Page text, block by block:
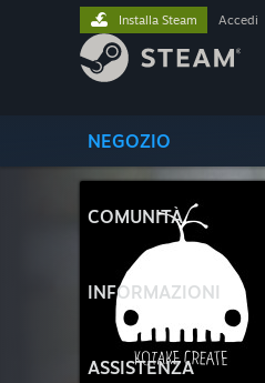
NEGOZIO
COMUNITÀ
INFORMAZIONI
ASSISTENZA
Installa Steam Accedi